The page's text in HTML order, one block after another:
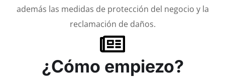
además las medidas de protección del negocio y la
reclamación de daños.
¿Cómo empiezo?